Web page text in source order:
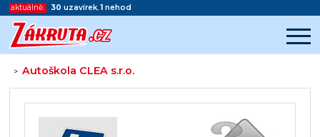
aktuálně: 30 uzavírek,1 nehod
>Autoškola CLEA s.r.o.
Začátek reklamy
Konec reklamy